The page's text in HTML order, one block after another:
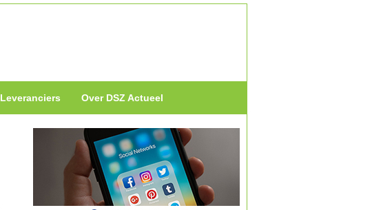
Leveranciers Over DSZ Actueel